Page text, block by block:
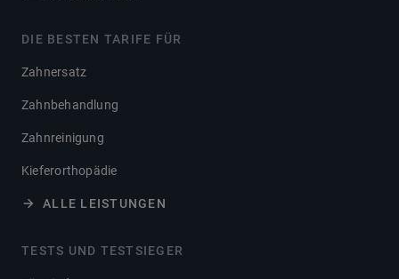
DIE BESTEN TARIFE FÜR
Zahnersatz
Zahnbehandlung
Zahnreinigung
Kieferorthopädie
ALLE LEISTUNGEN
TESTS UND TESTSIEGER